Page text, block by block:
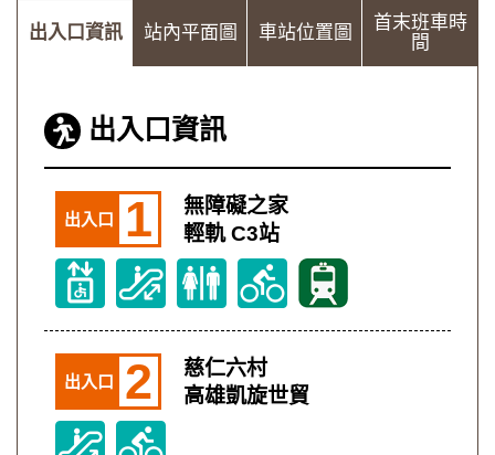
出入口資訊 站內平面圖 車站位置圖
首末班車時
間
出入口資訊
出入口 1
無障礙之家
輕軌 C3站
出入口 2
慈仁六村
高雄凱旋世貿